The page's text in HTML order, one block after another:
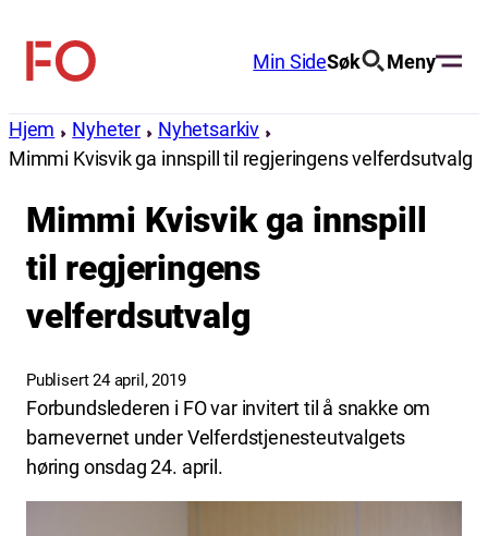
innhold
FO
Min SideSøk Meny
Hjem Nyheter
Nyhetsarkiv
Mimmi Kvisvik ga innspill til regjeringens velferdsutvalg
Mimmi Kvisvik ga innspill
til regjeringens
velferdsutvalg
Publisert 24 april, 2019
Forbundslederen i FO var invitert til å snakke om
barnevernet under Velferdstjenesteutvalgets
høring onsdag 24. april.